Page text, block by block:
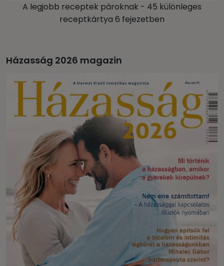
A legjobb receptek pároknak - 45 különleges
receptkártya 6 fejezetben
Házasság 2026 magazin